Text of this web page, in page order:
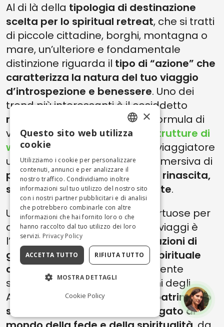
Al di là della tipologia di destinazione
scelta per lo spiritual retreat, che si tratti
di piccole cittadine, borghi, montagna o
mare, un’ulteriore e fondamentale
distinzione riguarda il tipo di “azione” che
caratterizza la natura del tuo viaggio
d’introspezione e benessere. Uno dei
trend più interessanti è il cosiddetto
retreat di riposo
, ovvero una formula di
viaggio proposta darelais e strutture di
wellness retreat
per offrire al viaggiatore
un’esperienza completa ed immersiva di
pieno comfort, purificazione e rinascita,
sia per il corpo che per la mente.
Una delle regioni italiane più virtuose per
questa peculiare categoria di viaggi è
l’ Umbria, in particolare
destinazioni di
grande impatto simbolico e spirituale
come Assisi, una terra dolcemente
sospesa tra le colline e i boschi degli
Appennini, con un vastissimo
patrimonio
storico, artistico e culturale legato al
ENGLISH
ITALIAN
×
Questo sito web utilizza
cookie
Utilizziamo i cookie per personalizzare
contenuti, annunci e per analizzare il
nostro traffico. Condividiamo inoltre
informazioni sul tuo utilizzo del nostro sito
con i nostri partner pubblicitari e di analisi
che potrebbero combinarle con altre
informazioni che hai fornito loro o che
hanno raccolto dal tuo utilizzo dei loro
servizi. Privacy Policy
ACCETTA TUTTO RIFIUTA TUTTO
MOSTRA DETTAGLI
Cookie Policy